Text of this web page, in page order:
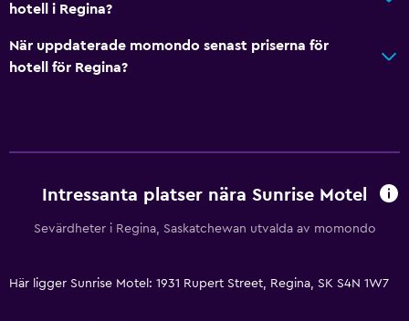
Övervakningskameror utanför boendet
Daglig städning
Övervakningskameror i gemensamma utrymmen
Gratis parkering
Privat parkering
Tillgänglighet och lämplighet
hotell i Regina?
När uppdaterade momondo senast priserna för
hotell för Regina?
Intressanta platser nära Sunrise Motel
Sevärdheter i Regina, Saskatchewan utvalda av momondo
Här ligger Sunrise Motel: 1931 Rupert Street, Regina, SK S4N 1W7